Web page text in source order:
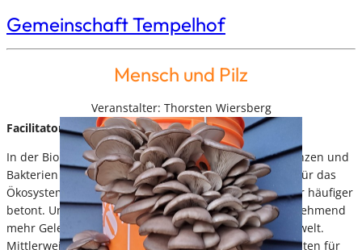
Gemeinschaft Tempelhof
Mensch und Pilz
Veranstalter: Thorsten Wiersberg
Facilitator - Event level:Thorsten Wiersberg
In der Biologie bilden die Pilze neben den Tieren, Pflanzen und
Bakterien ein eigenes Reich. Die Bedeutung der Pilze für das
Ökosystem Erde wird in der neueren Forschung immer häufiger
betont. Und auch für uns Menschen ergeben sich zunehmend
mehr Gelegenheiten für eine Kooperation mit der Pilzwelt.
Mittlerweile gibt es zahlreiche Anwendungsmöglichkeiten für